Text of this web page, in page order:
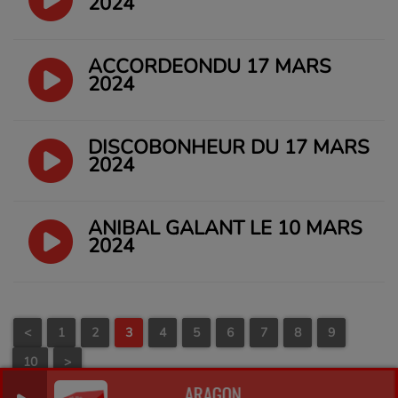
ACCORDEONDU 17 MARS
2024
DISCOBONHEUR DU 17 MARS
2024
ANIBAL GALANT LE 10 MARS
2024
< 1 2 3 4 5 6 7 8
9
10
>